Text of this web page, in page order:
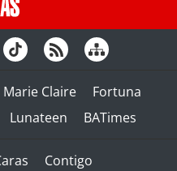
Marie Claire
Fortuna
Lunateen BATimes
Contigo